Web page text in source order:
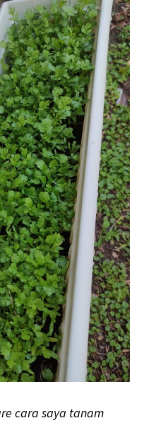
cara saya tanam